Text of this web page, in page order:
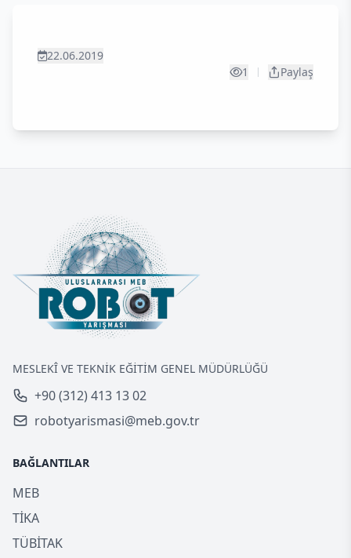
22.06.2019
1
Paylaş
MESLEKÎ VE TEKNİK EĞİTİM GENEL MÜDÜRLÜĞÜ
+90 (312) 413 13 02
robotyarismasi@meb.gov.tr
BAĞLANTILAR
MEB
TİKA
TÜBİTAK